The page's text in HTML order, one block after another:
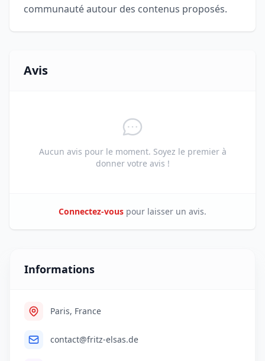
communauté autour des contenus proposés.
Avis
Aucun avis pour le moment. Soyez le premier à
donner votre avis !
Connectez-vous pour laisser un avis.
Informations
Paris, France
contact@fritz-elsas.de